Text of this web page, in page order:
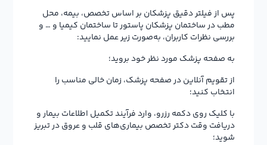
پس از فیلتر دقیق پزشکان بر اساس تخصص، بیمه، محل
مطب در ساختمان پزشکان پاستور تا ساختمان کیمیا و … و
بررسی نظرات کاربران، به‌صورت زیر عمل نمایید:
به صفحه پزشک مورد نظر خود بروید؛
از تقویم آنلاین در صفحه پزشک، زمان خالی مناسب را
انتخاب کنید؛
با کلیک روی دکمه رزرو، وارد فرآیند تکمیل اطلاعات بیمار و
دریافت وقت دکتر تخصص بیماری‌های قلب و عروق در تبریز
شوید؛